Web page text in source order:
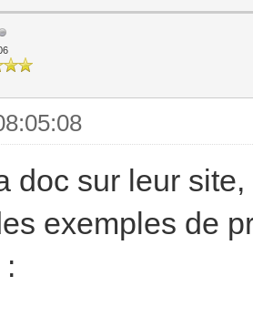
doc sur leur
exemples de